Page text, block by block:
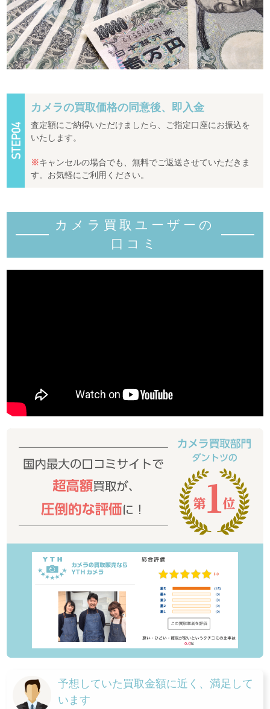
カメラの買取価格の同意後、即入金
査定額にご納得いただけましたら、ご指定口座にお振込を
いたします。
※キャンセルの場合でも、無料でご返送させていただきま
す。お気軽にご利用ください。
カメラ買取ユーザーの
口コミ
予想していた買取金額に近く、満足して
います